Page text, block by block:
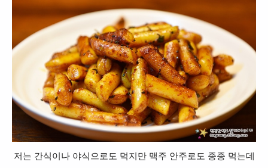
저는 간식이나 야식으로도 먹지만 맥주 안주로도 종종 먹는데